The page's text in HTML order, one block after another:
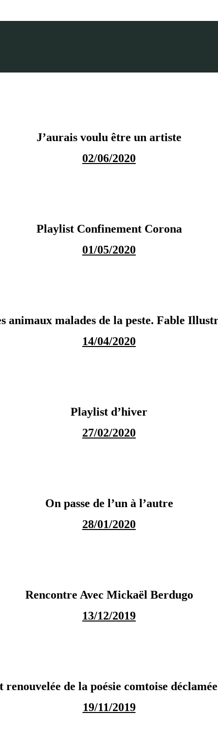
J’aurais voulu être un artiste
02/06/2020
Playlist Confinement Corona
01/05/2020
animaux malades de la peste. Fable
14/04/2020
Playlist d’hiver
27/02/2020
On passe de l’un à l’autre
28/01/2020
Rencontre Avec Mickaël Berdugo
13/12/2019
de la poésie comtoise
19/11/2019